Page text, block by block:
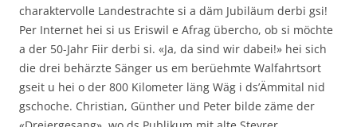
charaktervolle Landestrachte si a däm Jubiläum derbi gsi!
Per Internet hei si us Eriswil e Afrag übercho, ob si möchte
a der 50-Jahr Fiir derbi si. «Ja, da sind wir dabei!» hei sich
die drei behärzte Sänger us em berüehmte Walfahrtsort
gseit u hei o der 800 Kilometer läng Wäg i ds’Ämmital nid
gschoche. Christian, Günther und Peter bilde zäme der